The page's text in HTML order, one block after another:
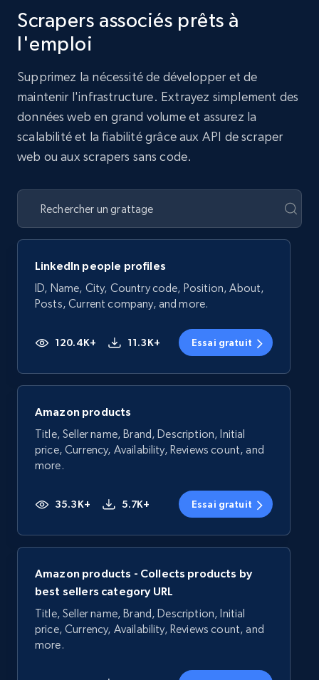
Scrapers associés prêts à
l'emploi
Supprimez la nécessité de développer et de
maintenir l'infrastructure. Extrayez simplement des
données web en grand volume et assurez la
scalabilité et la fiabilité grâce aux API de scraper
web ou aux scrapers sans code.
LinkedIn people profiles
ID, Name, City, Country code, Position, About,
Posts, Current company, and more.
120.4K+ 11.3K+ Essai gratuit
Amazon products
Title, Seller name, Brand, Description, Initial
price, Currency, Availability, Reviews count, and
more.
35.3K+ 5.7K+ Essai gratuit
Amazon products - Collects products by
best sellers category URL
Title, Seller name, Brand, Description, Initial
price, Currency, Availability, Reviews count, and
more.